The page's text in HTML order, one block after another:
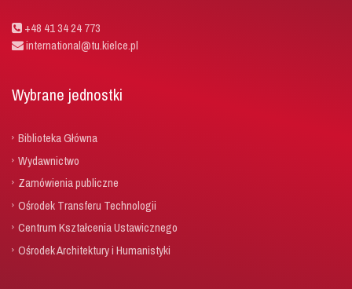
+48 41 34 24 773
international@tu.kielce.pl
Wybrane jednostki
Biblioteka Główna
Wydawnictwo
Zamówienia publiczne
Ośrodek Transferu Technologii
Centrum Kształcenia Ustawicznego
Ośrodek Architektury i Humanistyki